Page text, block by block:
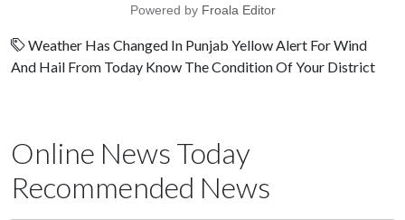
Powered by Froala Editor
Weather Has Changed In Punjab Yellow Alert For Wind
And Hail From Today Know The Condition Of Your District
Online News Today
Recommended News